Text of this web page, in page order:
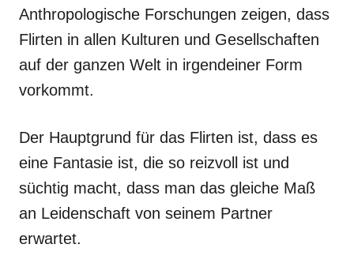
Anthropologische Forschungen zeigen, dass
Flirten in allen Kulturen und Gesellschaften
auf der ganzen Welt in irgendeiner Form
vorkommt.
Der Hauptgrund für das Flirten ist, dass es
eine Fantasie ist, die so reizvoll ist und
süchtig macht, dass man das gleiche Maß
an Leidenschaft von seinem Partner
erwartet.